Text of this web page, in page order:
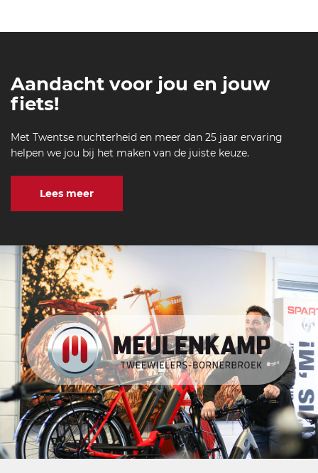
Aandacht voor jou en jouw
fiets!
Met Twentse nuchterheid en meer dan 25 jaar ervaring
helpen we jou bij het maken van de juiste keuze.
Lees meer